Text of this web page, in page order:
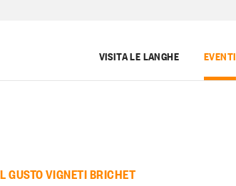
VISITA LE LANGHE EVENTI
GUSTO VIGNETI BRICHET